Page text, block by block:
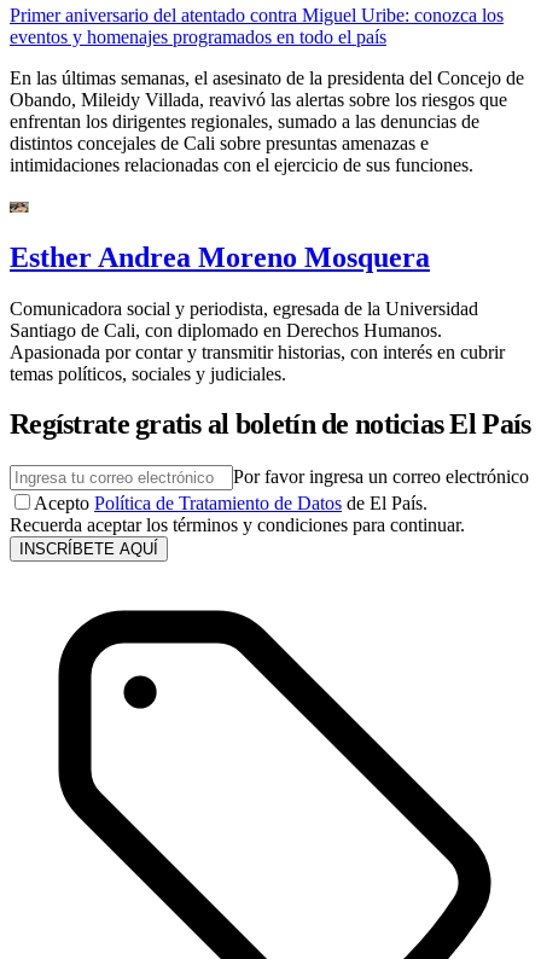
Primer aniversario del atentado contra Miguel Uribe: conozca los
eventos y homenajes programados en todo el país
En las últimas semanas, el asesinato de la presidenta del Concejo de
Obando, Mileidy Villada, reavivó las alertas sobre los riesgos que
enfrentan los dirigentes regionales, sumado a las denuncias de
distintos concejales de Cali sobre presuntas amenazas e
intimidaciones relacionadas con el ejercicio de sus funciones.
Esther Andrea Moreno Mosquera
Comunicadora social y periodista, egresada de la Universidad
Santiago de Cali, con diplomado en Derechos Humanos.
Apasionada por contar y transmitir historias, con interés en cubrir
temas políticos, sociales y judiciales.
Regístrate gratis al boletín de noticias El País
Por favor ingresa un correo electrónico
Acepto Política de Tratamiento de Datos de El País.
Recuerda aceptar los términos y condiciones para continuar.
INSCRÍBETE AQUÍ